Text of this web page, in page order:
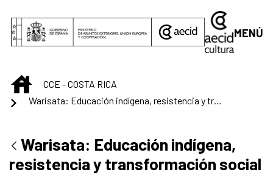
MENÚ
INICIO
CCE - COSTA RICA
Warisata: Educación indígena, resistencia y transformación social
Warisata: Educación indígena,
resistencia y transformación social